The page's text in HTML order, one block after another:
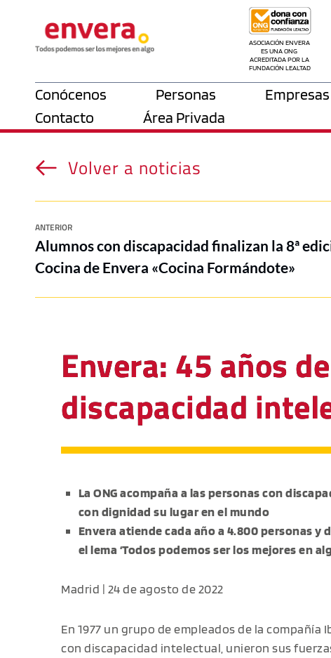
ASOCIACIÓN ENVERA
ES UNA ONG
ACREDITADA POR LA
FUNDACIÓN LEALTAD
Conócenos Personas Empresas
Contacto
Área Privada
Volver a noticias
ANTERIOR
Alumnos con discapacidad finalizan la 8ª
Cocina de Envera «Cocina Formándote»
Envera: 45 años
discapacidad
La ONG acompaña a las personas con
con dignidad su lugar en el mundo
Envera atiende cada año a 4.800 personas y
el lema ‘Todos podemos ser los mejores en
Madrid | 24 de agosto de 2022
En 1977 un grupo de empleados de la compañía
con discapacidad intelectual, unieron sus